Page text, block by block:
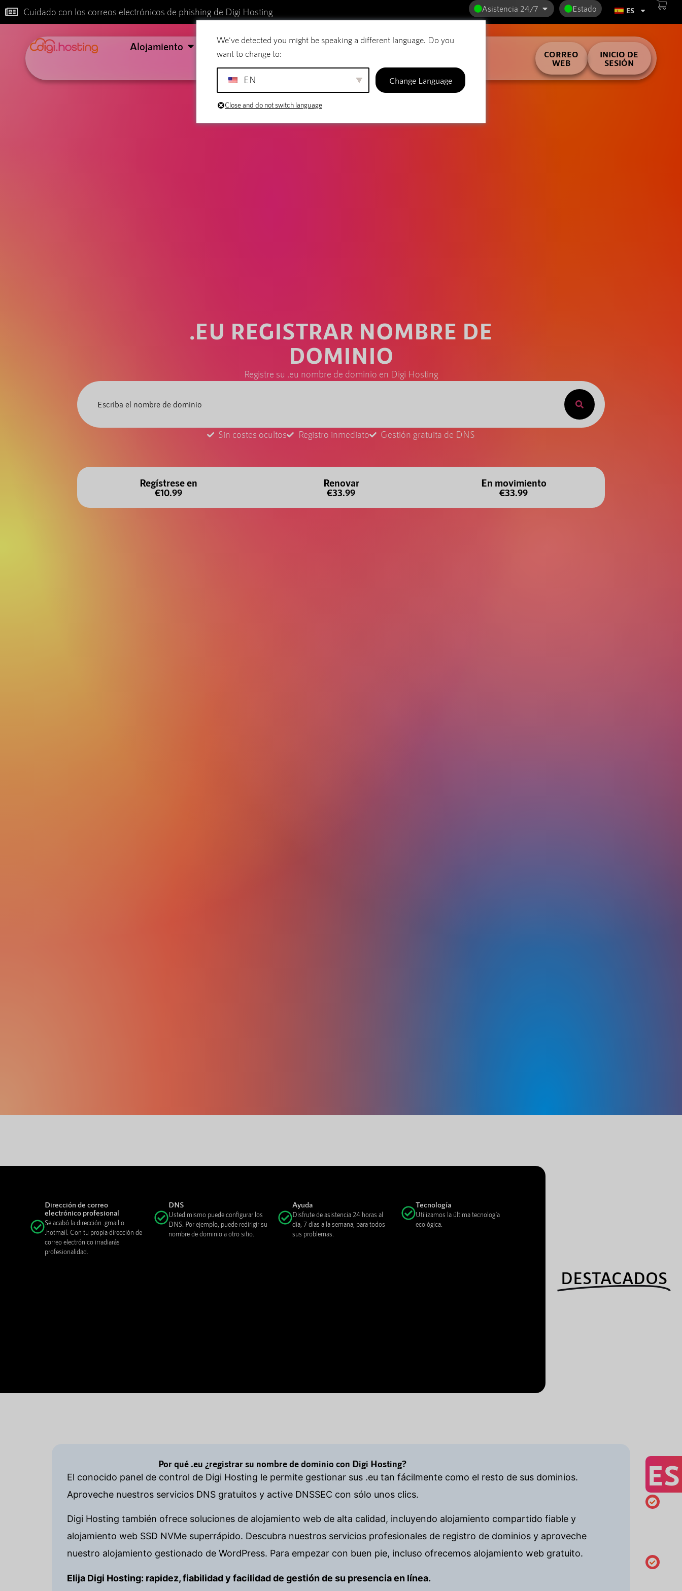
Cuidado con los correos electrónicos de phishing de Digi Hosting Asistencia 24/7 Estado ES
Alojamiento Correo electrónico Nombres de dominio SiteBuilder
CORREO
WEB
INICIO DE
SESIÓN
.EU REGISTRAR NOMBRE DE
DOMINIO
Registre su .eu nombre de dominio en Digi Hosting
Sin costes ocultos Registro inmediato Gestión gratuita de DNS
Regístrese en
€10.99
Renovar
€33.99
En movimiento
€33.99
Dirección de correo
electrónico profesional
Se acabó la dirección .gmail o
.hotmail. Con tu propia dirección de
correo electrónico irradiarás
profesionalidad.
DNS
Usted mismo puede configurar los
DNS. Por ejemplo, puede redirigir su
nombre de dominio a otro sitio.
Ayuda
Disfrute de asistencia 24 horas al
día, 7 días a la semana, para todos
sus problemas.
Tecnología
Utilizamos la última tecnología
ecológica.
DESTACADOS
Por qué .eu ¿registrar su nombre de dominio con Digi Hosting?
El conocido panel de control de Digi Hosting le permite gestionar sus .eu tan fácilmente como el resto de sus dominios.
Aproveche nuestros servicios DNS gratuitos y active DNSSEC con sólo unos clics.
Digi Hosting también ofrece soluciones de alojamiento web de alta calidad, incluyendo alojamiento compartido fiable y
alojamiento web SSD NVMe superrápido. Descubra nuestros servicios profesionales de registro de dominios y aproveche
nuestro alojamiento gestionado de WordPress. Para empezar con buen pie, incluso ofrecemos alojamiento web gratuito.
Elija Digi Hosting: rapidez, fiabilidad y facilidad de gestión de su presencia en línea.
We've detected you might be speaking a different language. Do you
want to change to:
EN Change Language
Close and do not switch language